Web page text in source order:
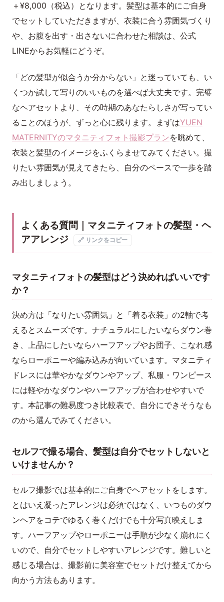
＋¥8,000（税込）となります。髪型は基本的にご自身
でセットしていただきますが、衣装に合う雰囲気づくり
や、お腹を出す・出さないに合わせた相談は、公式
LINEからお気軽にどうぞ。
「どの髪型が似合うか分からない」と迷っていても、い
くつか試して写りのいいものを選べば大丈夫です。完璧
なヘアセットより、その時期のあなたらしさが写ってい
ることのほうが、ずっと心に残ります。まずはYUEN
MATERNITYのマタニティフォト撮影プランを眺めて、
衣装と髪型のイメージをふくらませてみてください。撮
りたい雰囲気が見えてきたら、自分のペースで一歩を踏
み出しましょう。
よくある質問｜マタニティフォトの髪型・ヘ
アアレンジ
🔗 リンクをコピー
マタニティフォトの髪型はどう決めればいいです
か？
決め方は「なりたい雰囲気」と「着る衣装」の2軸で考
えるとスムーズです。ナチュラルにしたいならダウン巻
き、上品にしたいならハーフアップやお団子、こなれ感
ならローポニーや編み込みが向いています。マタニティ
ドレスには華やかなダウンやアップ、私服・ワンピース
には軽やかなダウンやハーフアップが合わせやすいで
す。本記事の難易度つき比較表で、自分にできそうなも
のから選んでみてください。
セルフで撮る場合、髪型は自分でセットしないと
いけませんか？
セルフ撮影では基本的にご自身でヘアセットをします。
とはいえ凝ったアレンジは必須ではなく、いつものダウ
ンヘアをコテでゆるく巻くだけでも十分写真映えしま
す。ハーフアップやローポニーは手順が少なく崩れにく
いので、自分でセットしやすいアレンジです。難しいと
感じる場合は、撮影前に美容室でセットだけ整えてから
向かう方法もあります。